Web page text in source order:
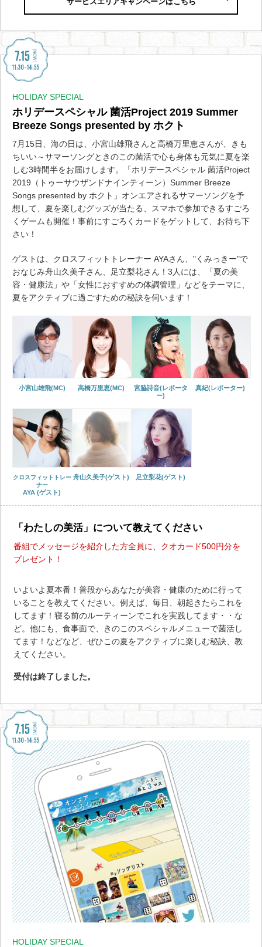
サービスエリアキャンペーンはこちら
HOLIDAY SPECIAL
ホリデースペシャル 菌活Project 2019 Summer
Breeze Songs presented by ホクト
7月15日、海の日は、小宮山雄飛さんと高橋万里恵さんが、きも
ちいい～サマーソングときのこの菌活で心も身体も元気に夏を楽
しむ3時間半をお届けします。「ホリデースペシャル 菌活Project
2019（トゥーサウザンドナインティーン）Summer Breeze
Songs presented by ホクト」オンエアされるサマーソングを予
想して、夏を楽しむグッズが当たる、スマホで参加できるすごろ
くゲームも開催！事前にすごろくカードをゲットして、お待ち下
さい！
ゲストは、クロスフィットトレーナー AYAさん、"くみっきー"で
おなじみ舟山久美子さん、足立梨花さん！3人には、「夏の美
容・健康法」や「女性におすすめの体調管理」などをテーマに、
夏をアクティブに過ごすための秘訣を伺います！
小宮山雄飛(MC) 高橋万里恵(MC)
宮脇詩音(レポータ
ー)
真紀(レポーター)
クロスフィットトレー
ナー
AYA (ゲスト)
舟山久美子(ゲスト) 足立梨花(ゲスト)
「わたしの美活」について教えてください
番組でメッセージを紹介した方全員に、クオカード500円分を
プレゼント！
いよいよ夏本番！普段からあなたが美容・健康のために行って
いることを教えてください。例えば、毎日、朝起きたらこれを
してます！寝る前のルーティーンでこれを実践してます・・な
ど。他にも、食事面で、きのこのスペシャルメニューで菌活し
てます！などなど、ぜひこの夏をアクティブに楽しむ秘訣、教
えてください。
受付は終了しました。
HOLIDAY SPECIAL